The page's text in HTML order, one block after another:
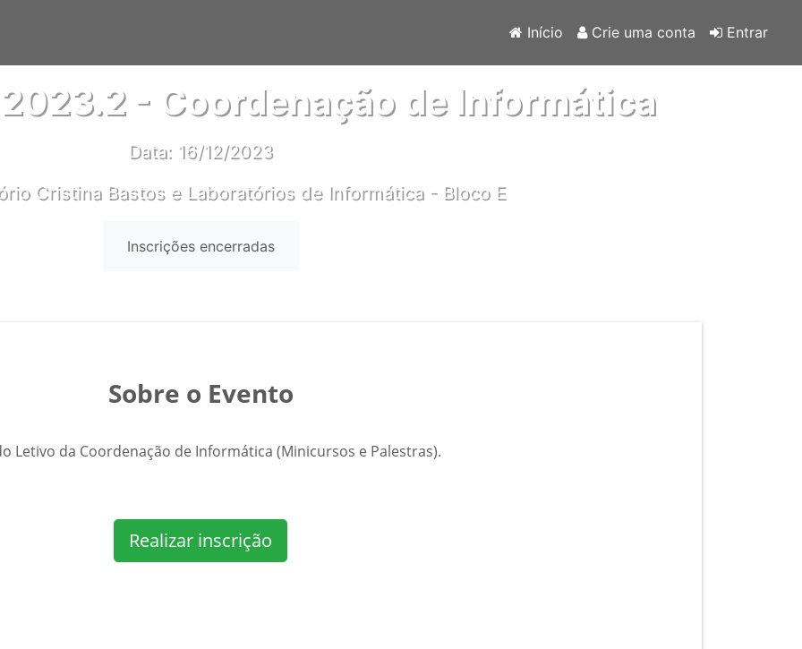
Início Crie uma conta Entrar
- Coordenação de Informática
Data: 16/12/2023
Cristina Bastos e Laboratórios de Informática - Bloco E
Inscrições encerradas
Sobre o Evento
Letivo da Coordenação de Informática (Minicursos e Palestras).
Realizar inscrição